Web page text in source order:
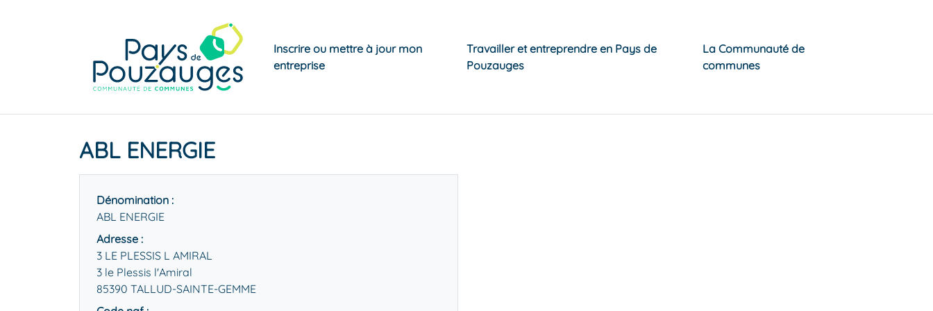
Inscrire ou mettre à jour mon
entreprise
Travailler et entreprendre en Pays de
Pouzauges
La Communauté de
communes
ABL ENERGIE
Dénomination :
ABL ENERGIE
Adresse :
3 LE PLESSIS L AMIRAL
3 le Plessis l'Amiral
85390 TALLUD-SAINTE-GEMME